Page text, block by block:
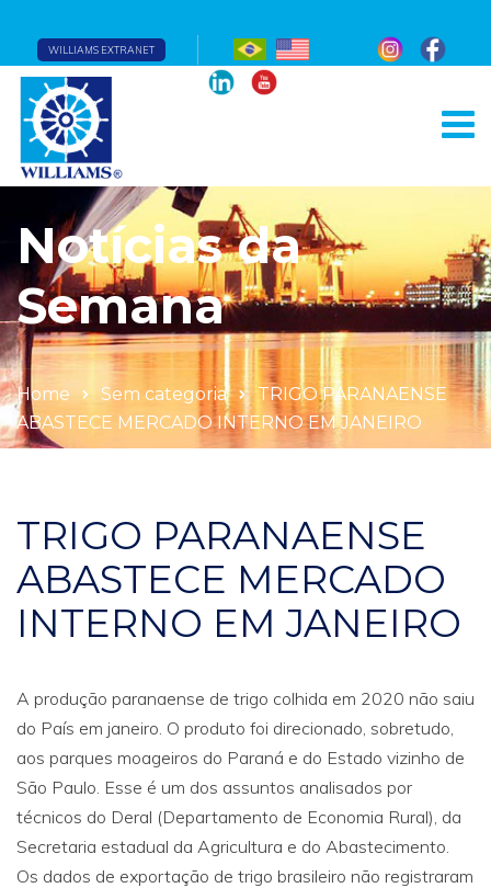
WILLIAMS EXTRANET
Notícias da
Semana
Home Sem categoria
TRIGO PARANAENSE
ABASTECE MERCADO INTERNO EM JANEIRO
TRIGO PARANAENSE
ABASTECE MERCADO
INTERNO EM JANEIRO
A produção paranaense de trigo colhida em 2020 não saiu
do País em janeiro. O produto foi direcionado, sobretudo,
aos parques moageiros do Paraná e do Estado vizinho de
São Paulo. Esse é um dos assuntos analisados por
técnicos do Deral (Departamento de Economia Rural), da
Secretaria estadual da Agricultura e do Abastecimento.
Os dados de exportação de trigo brasileiro não registraram